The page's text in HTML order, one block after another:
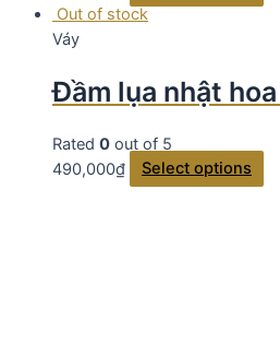
Out of stock
Váy
Đầm lụa nhật
Rated 0 out of 5
490,000₫ Select options